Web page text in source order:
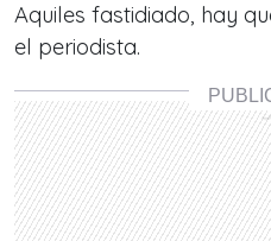
Aquiles fastidiado, hay
el periodista.